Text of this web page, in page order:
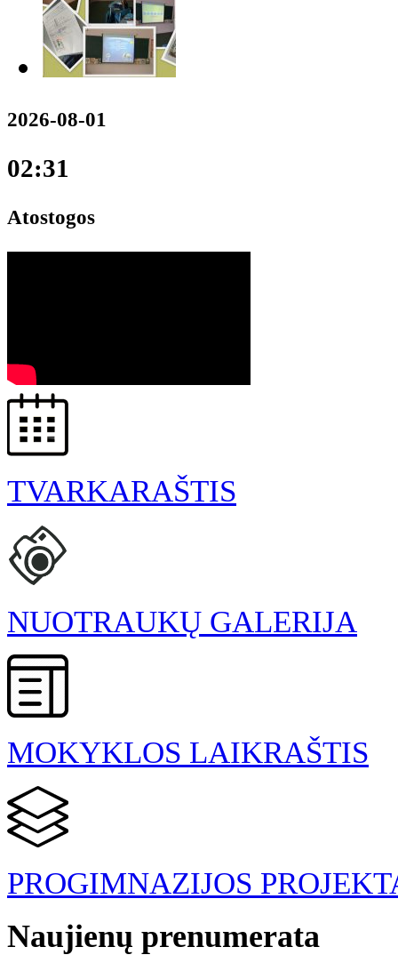
2026-08-01
02:31
Atostogos
TVARKARAŠTIS
NUOTRAUKŲ GALERIJA
MOKYKLOS LAIKRAŠTIS
PROGIMNAZIJOS
Naujienų prenumerata